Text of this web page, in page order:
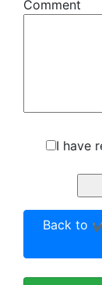
Comment
I have
Back to